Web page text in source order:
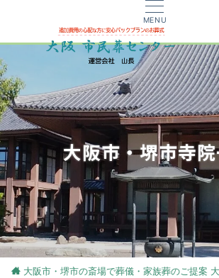
MENU
大阪市・堺市寺
大阪市・堺市の斎場で葬儀・家族葬のご提案